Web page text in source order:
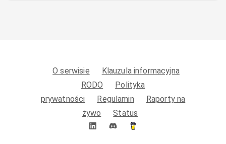
O serwisie
Klauzula informacyjna
RODO
Polityka
prywatności
Regulamin
Raporty na
żywo
Status